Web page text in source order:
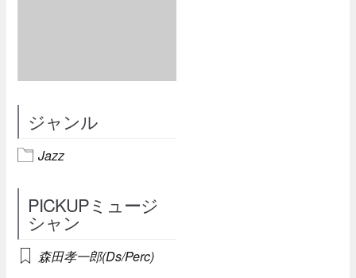
ジャンル
Jazz
PICKUPミュージ
シャン
森田孝一郎(Ds/Perc)